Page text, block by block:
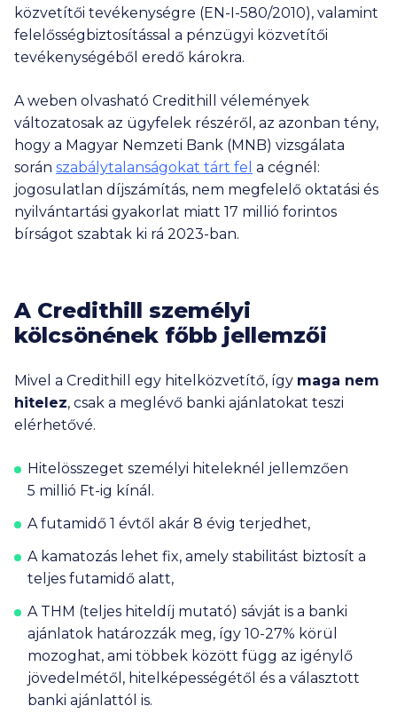
közvetítői tevékenységre (EN-I-580/2010), valamint
felelősségbiztosítással a pénzügyi közvetítői
tevékenységéből eredő károkra.
A weben olvasható Credithill vélemények
változatosak az ügyfelek részéről, az azonban tény,
hogy a Magyar Nemzeti Bank (MNB) vizsgálata
során szabálytalanságokat tárt fel a cégnél:
jogosulatlan díjszámítás, nem megfelelő oktatási és
nyilvántartási gyakorlat miatt 17 millió forintos
bírságot szabtak ki rá 2023-ban.
A Credithill személyi
kölcsönének főbb jellemzői
Mivel a Credithill egy hitelközvetítő, így maga nem
hitelez, csak a meglévő banki ajánlatokat teszi
elérhetővé.
Hitelösszeget személyi hiteleknél jellemzően
5 millió Ft-ig kínál.
A futamidő 1 évtől akár 8 évig terjedhet,
A kamatozás lehet fix, amely stabilitást biztosít a
teljes futamidő alatt,
A THM (teljes hiteldíj mutató) sávját is a banki
ajánlatok határozzák meg, így 10-27% körül
mozoghat, ami többek között függ az igénylő
jövedelmétől, hitelképességétől és a választott
banki ajánlattól is.